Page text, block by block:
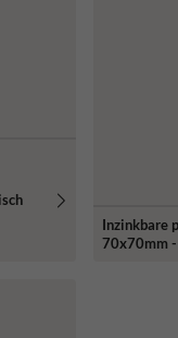
Inzinkbare
70x70mm